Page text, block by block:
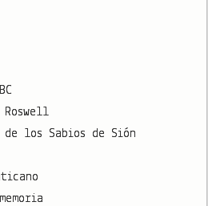
los Sabios de Sión